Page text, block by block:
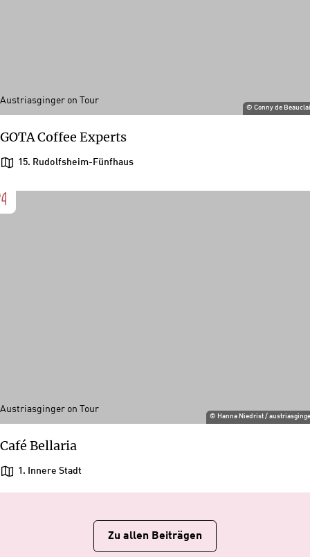
©Conny de
Austriasginger on Tour
GOTA Coffee Experts
15. Rudolfsheim-Fünfhaus
© Hanna Niedrist /
Austriasginger on Tour
Café Bellaria
1. Innere Stadt
Zu allen Beiträgen